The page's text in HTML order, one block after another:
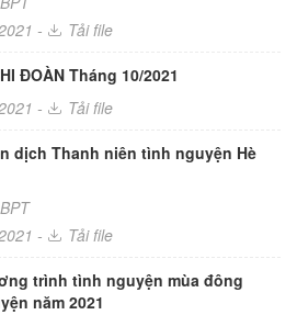
- Tải file
ĐOÀN Tháng 10/2021
- Tải file
dịch Thanh niên tình nguyện Hè
- Tải file
trình tình nguyện mùa đông
năm 2021